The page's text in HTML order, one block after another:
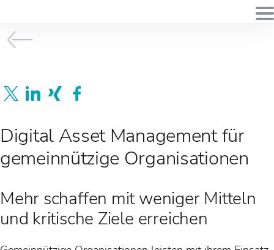
Digital Asset Management für
gemeinnützige Organisationen
Mehr schaffen mit weniger Mitteln
und kritische Ziele erreichen